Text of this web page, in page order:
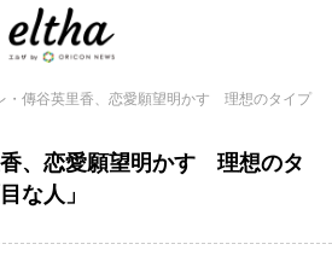
・傳谷英里香、恋愛願望明かす 理想のタイプ
、恋愛願望明かす 理想のタ
な人」